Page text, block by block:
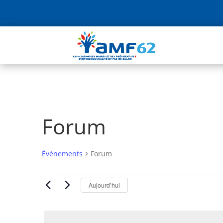
Forum
Évènements Forum
Évènements
Aujourd’hui